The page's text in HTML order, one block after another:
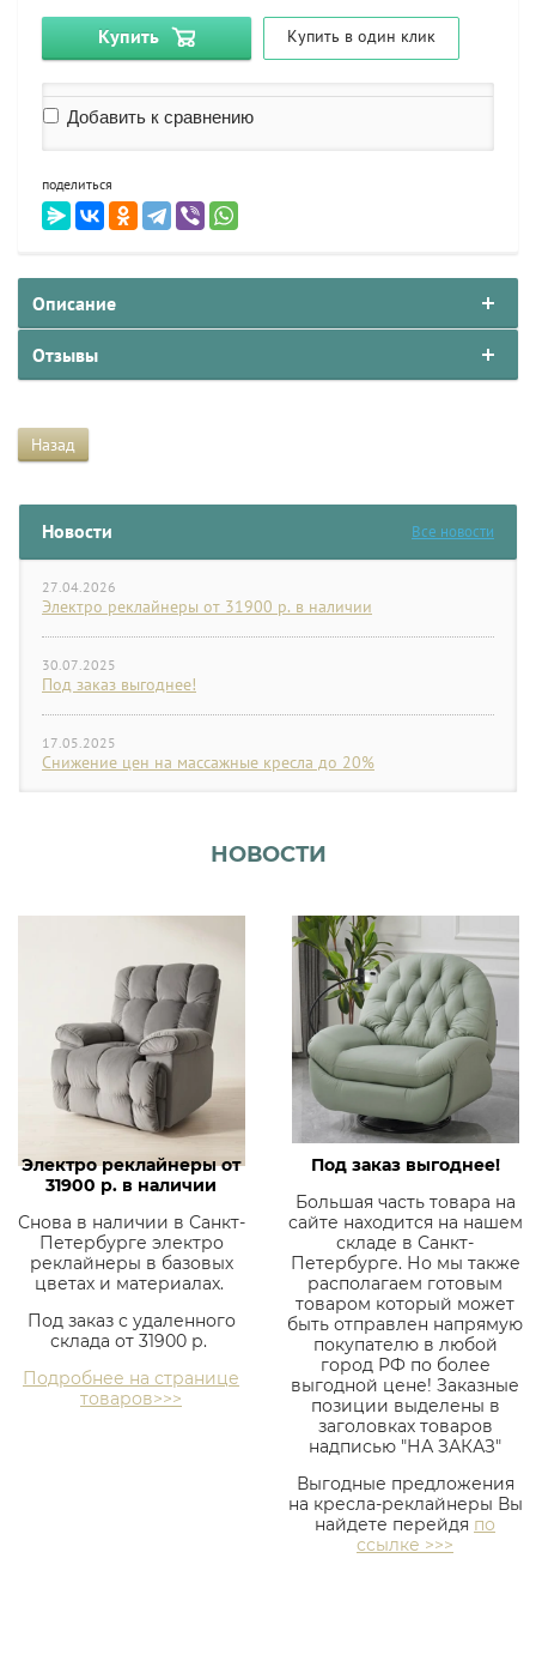
Новости Все новости
27.04.2026
Электро реклайнеры от 31900 р. в наличии
30.07.2025
Под заказ выгоднее!
17.05.2025
Снижение цен на массажные кресла до 20%
Купить Купить в один клик
Добавить к сравнению
поделиться
Описание
Отзывы
Назад
НОВОСТИ
Электро реклайнеры от
31900 р. в наличии
Снова в наличии в Санкт-
Петербурге электро
реклайнеры в базовых
цветах и материалах.
Под заказ с удаленного
склада от 31900 р.
Подробнее на странице
товаров>>>
Под заказ выгоднее!
Большая часть товара на
сайте находится на нашем
складе в Санкт-
Петербурге. Но мы также
располагаем готовым
товаром который может
быть отправлен напрямую
покупателю в любой
город РФ по более
выгодной цене! Заказные
позиции выделены в
заголовках товаров
надписью "НА ЗАКАЗ"
Выгодные предложения
на кресла-реклайнеры Вы
найдете перейдя по
ссылке >>>